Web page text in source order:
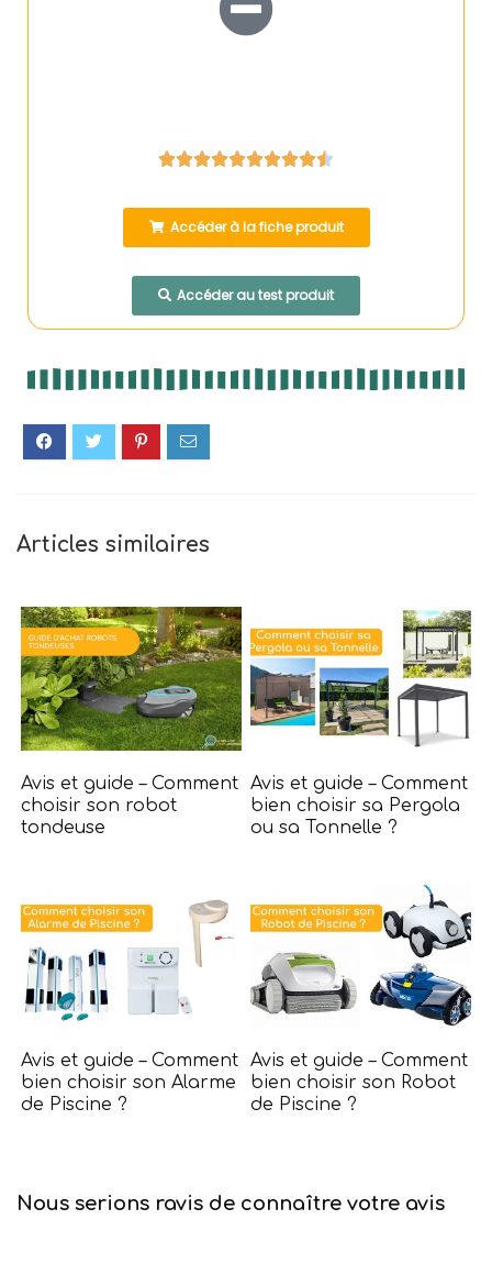

Accéder à la fiche produit
Accéder au test produit
Articles similaires
Avis et guide – Comment
choisir son robot
tondeuse
Avis et guide – Comment
bien choisir sa Pergola
ou sa Tonnelle ?
Avis et guide – Comment
bien choisir son Alarme
de Piscine ?
Avis et guide – Comment
bien choisir son Robot
de Piscine ?
Nous serions ravis de connaître votre avis